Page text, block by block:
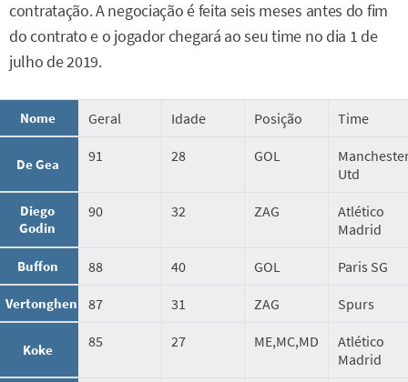
contratação. A negociação é feita seis meses antes do fim
do contrato e o jogador chegará ao seu time no dia 1 de
julho de 2019.
Nome Geral Idade Posição Time
De Gea 91 28 GOL
Utd
Diego
Godin
90 32 ZAG
Atlético
Madrid
Buffon 88 40 GOL Paris SG
Vertonghen 87 31 ZAG Spurs
Koke 85 27 ME,MC,MD
Atlético
Madrid